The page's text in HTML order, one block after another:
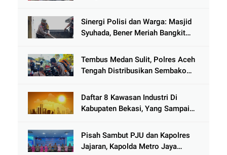
Tamiang
Sinergi Polisi dan Warga: Masjid
Syuhada, Bener Meriah Bangkit
Tembus Medan Sulit, Polres Aceh
Tengah Distribusikan Sembako
Jamat
Daftar 8 Kawasan Industri Di
Kabupaten Bekasi, Yang Sampai
Pisah Sambut PJU dan Kapolres
Jajaran, Kapolda Metro Jaya